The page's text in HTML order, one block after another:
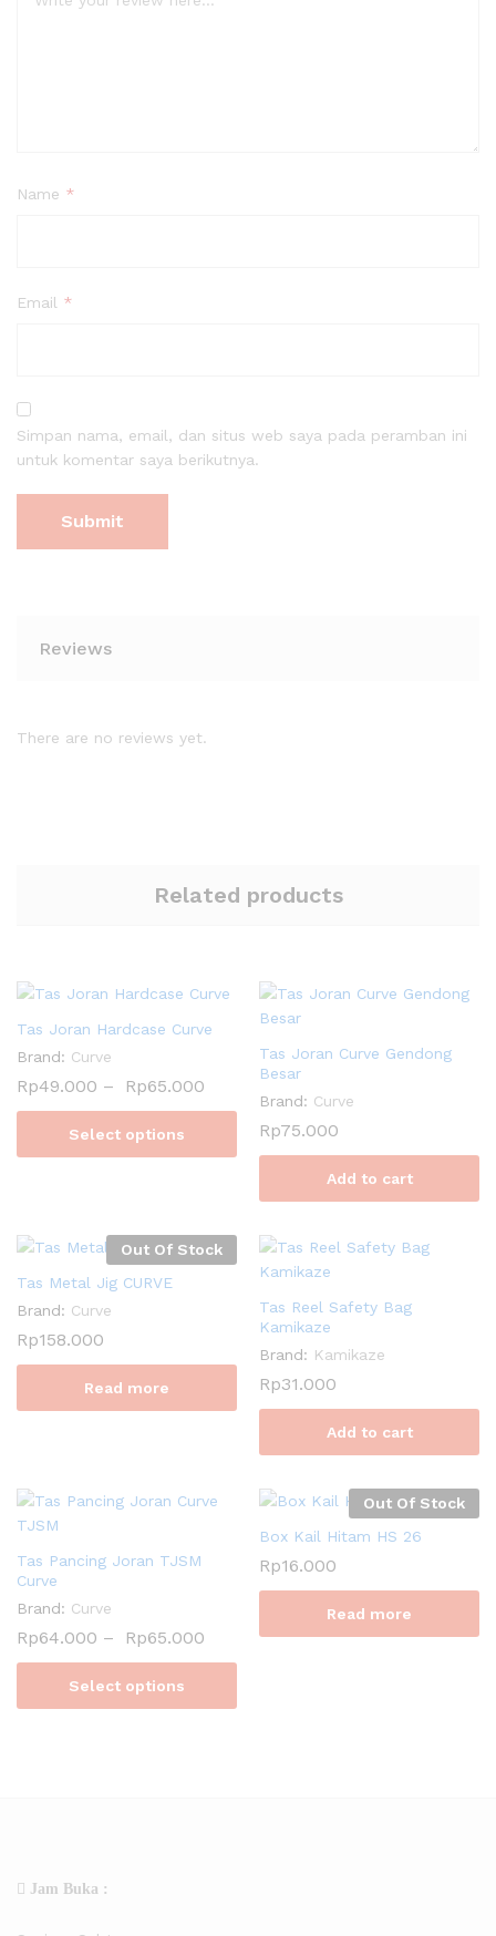
Name *
Email *
Simpan nama, email, dan situs web saya pada peramban ini
untuk komentar saya berikutnya.
Reviews
There are no reviews yet.
Related products
Tas Joran Hardcase Curve
Brand: Curve
Rp49.000 – Rp65.000
Select options
Tas Joran Curve Gendong
Besar
Brand: Curve
Rp75.000
Add to cart
Out Of Stock
Tas Metal Jig CURVE
Brand: Curve
Rp158.000
Read more
Tas Reel Safety Bag
Kamikaze
Brand: Kamikaze
Rp31.000
Add to cart
Tas Pancing Joran TJSM
Curve
Brand: Curve
Rp64.000 – Rp65.000
Select options
Out Of Stock
Box Kail Hitam HS 26
Rp16.000
Read more
Jam Buka :